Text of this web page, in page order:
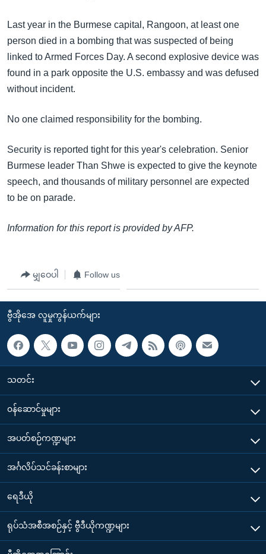
အ
ညွန်း
စာမျက်နှာ
သို့
ကျော်
ရန်
ရန်
နေရာ
သို့
ကျော်
သုတပဒေသာ အင်္ဂလိပ်စာ
Learning English
ဗွီအိုအေ လူမှုကွန်ယက်များ
Last year in the Burmese capital, Rangoon, at least one
person died in a bombing that was suspected of being
linked to Armed Forces Day. A second explosive device was
found in a park opposite the U.S. embassy and was defused
without incident.
No one claimed responsibility for the bombing.
Security is reported tight for this year's celebration. Senior
Burmese leader Than Shwe is expected to give the keynote
speech, and thousands of military personnel are expected
to be on parade.
Information for this report is provided by AFP.
မျှဝေပါ Follow us
ဗွီအိုအေ လူမှုကွန်ယက်များ
သတင်း
၀န်ဆောင်မှုများ
အပတ်စဉ်ကဏ္ဍများ
အင်္ဂလိပ်သင်ခန်းစာများ
ရေဒီယို
ရုပ်သံအစီအစဉ်နှင့် ဗွီဒီယိုကဏ္ဍများ